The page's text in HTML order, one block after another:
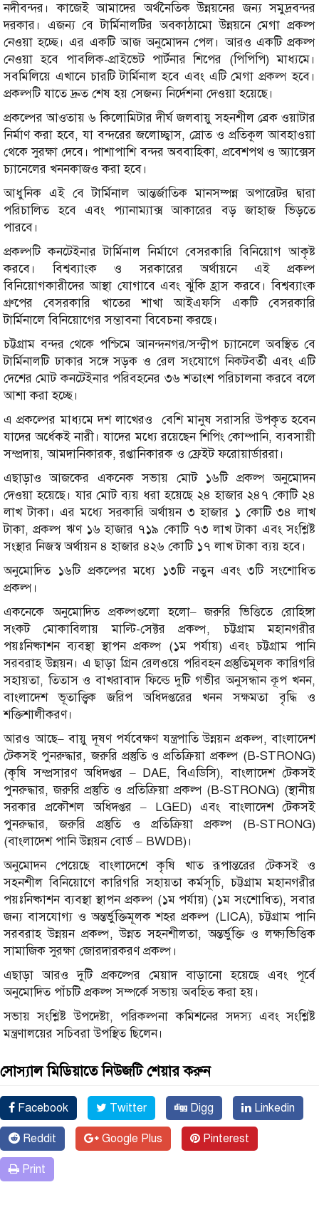
নদীবন্দর। কাজেই আমাদের অর্থনৈতিক উন্নয়নের জন্য সমুদ্রবন্দর
দরকার। এজন্য বে টার্মিনালটির অবকাঠামো উন্নয়নে মেগা প্রকল্প
নেওয়া হচ্ছে। এর একটি আজ অনুমোদন পেল। আরও একটি প্রকল্প
নেওয়া হবে পাবলিক-প্রাইভেট পার্টনার শিপের (পিপিপি) মাধ্যমে।
সবমিলিয়ে এখানে চারটি টার্মিনাল হবে এবং এটি মেগা প্রকল্প হবে।
প্রকল্পটি যাতে দ্রুত শেষ হয় সেজন্য নির্দেশনা দেওয়া হয়েছে।
প্রকল্পের আওতায় ৬ কিলোমিটার দীর্ঘ জলবায়ু সহনশীল ব্রেক ওয়াটার
নির্মাণ করা হবে, যা বন্দরের জলোচ্ছ্বাস, স্রোত ও প্রতিকূল আবহাওয়া
থেকে সুরক্ষা দেবে। পাশাপাশি বন্দর অববাহিকা, প্রবেশপথ ও অ্যাক্সেস
চ্যানেলের খননকাজও করা হবে।
আধুনিক এই বে টার্মিনাল আন্তর্জাতিক মানসম্পন্ন অপারেটর দ্বারা
পরিচালিত হবে এবং প্যানাম্যাক্স আকারের বড় জাহাজ ভিড়তে
পারবে।
প্রকল্পটি কনটেইনার টার্মিনাল নির্মাণে বেসরকারি বিনিয়োগ আকৃষ্ট
করবে। বিশ্বব্যাংক ও সরকারের অর্থায়নে এই প্রকল্প
বিনিয়োগকারীদের আস্থা যোগাবে এবং ঝুঁকি হ্রাস করবে। বিশ্বব্যাংক
গ্রুপের বেসরকারি খাতের শাখা আইএফসি একটি বেসরকারি
টার্মিনালে বিনিয়োগের সম্ভাবনা বিবেচনা করছে।
চট্টগ্রাম বন্দর থেকে পশ্চিমে আনন্দনগর/সন্দ্বীপ চ্যানেলে অবস্থিত বে
টার্মিনালটি ঢাকার সঙ্গে সড়ক ও রেল সংযোগে নিকটবর্তী এবং এটি
দেশের মোট কনটেইনার পরিবহনের ৩৬ শতাংশ পরিচালনা করবে বলে
আশা করা হচ্ছে।
এ প্রকল্পের মাধ্যমে দশ লাখেরও বেশি মানুষ সরাসরি উপকৃত হবেন
যাদের অর্ধেকই নারী। যাদের মধ্যে রয়েছেন শিপিং কোম্পানি, ব্যবসায়ী
সম্প্রদায়, আমদানিকারক, রপ্তানিকারক ও ফ্রেইট ফরোয়ার্ডাররা।
এছাড়াও আজকের একনেক সভায় মোট ১৬টি প্রকল্প অনুমোদন
দেওয়া হয়েছে। যার মোট ব্যয় ধরা হয়েছে ২৪ হাজার ২৪৭ কোটি ২৪
লাখ টাকা। এর মধ্যে সরকারি অর্থায়ন ৩ হাজার ১ কোটি ৩৪ লাখ
টাকা, প্রকল্প ঋণ ১৬ হাজার ৭১৯ কোটি ৭৩ লাখ টাকা এবং সংশ্লিষ্ট
সংস্থার নিজস্ব অর্থায়ন ৪ হাজার ৪২৬ কোটি ১৭ লাখ টাকা ব্যয় হবে।
অনুমোদিত ১৬টি প্রকল্পের মধ্যে ১৩টি নতুন এবং ৩টি সংশোধিত
প্রকল্প।
একনেকে অনুমোদিত প্রকল্পগুলো হলো– জরুরি ভিত্তিতে রোহিঙ্গা
সংকট মোকাবিলায় মাল্টি-সেক্টর প্রকল্প, চট্টগ্রাম মহানগরীর
পয়ঃনিষ্কাশন ব্যবস্থা স্থাপন প্রকল্প (১ম পর্যায়) এবং চট্টগ্রাম পানি
সরবরাহ উন্নয়ন। এ ছাড়া গ্রিন রেলওয়ে পরিবহন প্রস্তুতিমূলক কারিগরি
সহায়তা, তিতাস ও বাখরাবাদ ফিল্ডে দুটি গভীর অনুসন্ধান কূপ খনন,
বাংলাদেশ ভূতাত্ত্বিক জরিপ অধিদপ্তরের খনন সক্ষমতা বৃদ্ধি ও
শক্তিশালীকরণ।
আরও আছে– বায়ু দূষণ পর্যবেক্ষণ যন্ত্রপাতি উন্নয়ন প্রকল্প, বাংলাদেশ
টেকসই পুনরুদ্ধার, জরুরি প্রস্তুতি ও প্রতিক্রিয়া প্রকল্প (B-STRONG)
(কৃষি সম্প্রসারণ অধিদপ্তর – DAE, বিএডিসি), বাংলাদেশ টেকসই
পুনরুদ্ধার, জরুরি প্রস্তুতি ও প্রতিক্রিয়া প্রকল্প (B-STRONG) (স্থানীয়
সরকার প্রকৌশল অধিদপ্তর – LGED) এবং বাংলাদেশ টেকসই
পুনরুদ্ধার, জরুরি প্রস্তুতি ও প্রতিক্রিয়া প্রকল্প (B-STRONG)
(বাংলাদেশ পানি উন্নয়ন বোর্ড – BWDB)।
অনুমোদন পেয়েছে বাংলাদেশে কৃষি খাত রূপান্তরের টেকসই ও
সহনশীল বিনিয়োগে কারিগরি সহায়তা কর্মসূচি, চট্টগ্রাম মহানগরীর
পয়ঃনিষ্কাশন ব্যবস্থা স্থাপন প্রকল্প (১ম পর্যায়) (১ম সংশোধিত), সবার
জন্য বাসযোগ্য ও অন্তর্ভুক্তিমূলক শহর প্রকল্প (LICA), চট্টগ্রাম পানি
সরবরাহ উন্নয়ন প্রকল্প, উন্নত সহনশীলতা, অন্তর্ভুক্তি ও লক্ষ্যভিত্তিক
সামাজিক সুরক্ষা জোরদারকরণ প্রকল্প।
এছাড়া আরও দুটি প্রকল্পের মেয়াদ বাড়ানো হয়েছে এবং পূর্বে
অনুমোদিত পাঁচটি প্রকল্প সম্পর্কে সভায় অবহিত করা হয়।
সভায় সংশ্লিষ্ট উপদেষ্টা, পরিকল্পনা কমিশনের সদস্য এবং সংশ্লিষ্ট
মন্ত্রণালয়ের সচিবরা উপস্থিত ছিলেন।
সোস্যাল মিডিয়াতে নিউজটি শেয়ার করুন
Facebook Twitter Digg Linkedin
Reddit Google Plus Pinterest
Print